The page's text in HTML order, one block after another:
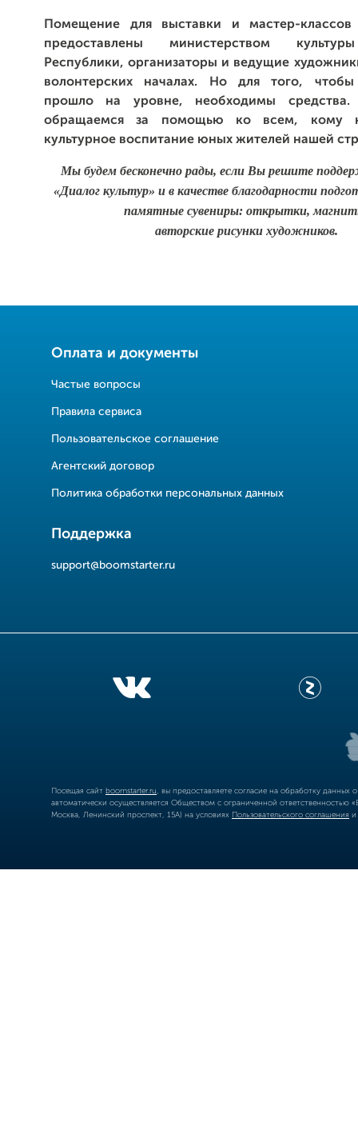
Помещение для выставки и мастер-классов
предоставлены министерством
Республики, организаторы и ведущие
волонтерских началах. Но для того, чтобы
прошло на уровне, необходимы
обращаемся за помощью ко всем, кому
культурное воспитание юных жителей нашей
Мы будем бесконечно рады, если Вы решите
«Диалог культур» и в качестве благодарности
памятные сувениры: открытки,
авторские рисунки художников.
Оплата и документы
Частые вопросы
Правила сервиса
Пользовательское соглашение
Агентский договор
Политика обработки персональных данных
Поддержка
support@boomstarter.ru
Посещая сайт boomstarter.ru , вы предоставляете согласие на обработку
автоматически осуществляется Обществом с ограниченной
Москва, Ленинский проспект, 15А) на условиях Пользовательского соглашения и